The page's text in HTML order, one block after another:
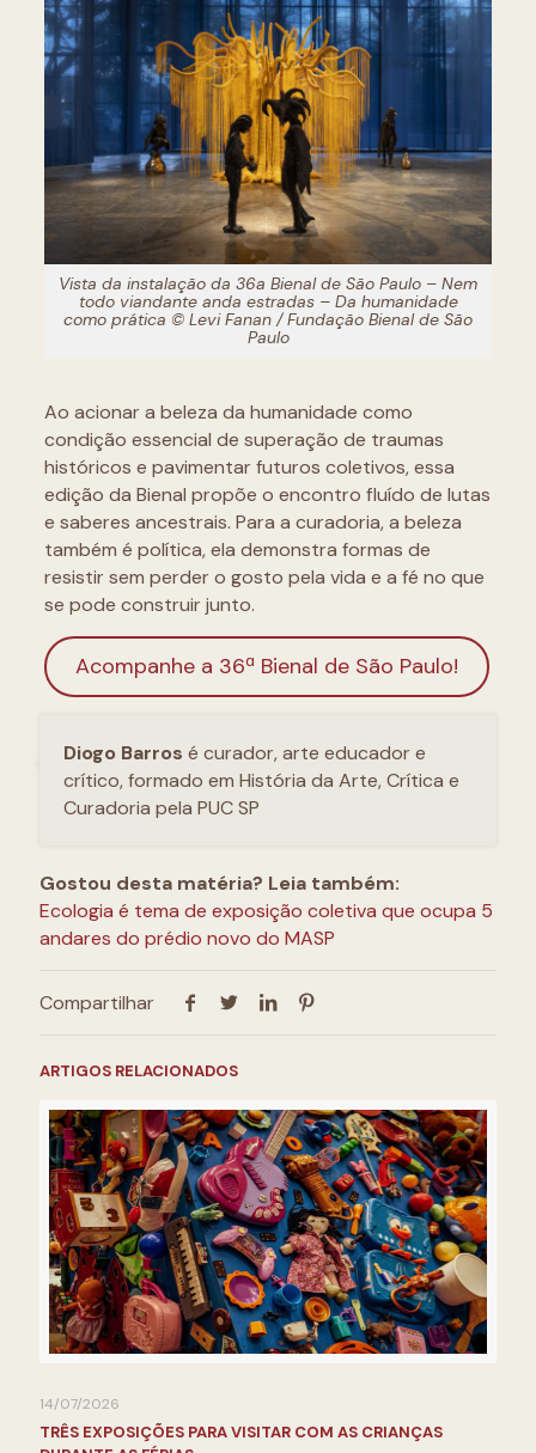
Vista da instalação da 36a Bienal de São Paulo – Nem
todo viandante anda estradas – Da humanidade
como prática © Levi Fanan / Fundação Bienal de São
Paulo
Ao acionar a beleza da humanidade como
condição essencial de superação de traumas
históricos e pavimentar futuros coletivos, essa
edição da Bienal propõe o encontro fluído de lutas
e saberes ancestrais. Para a curadoria, a beleza
também é política, ela demonstra formas de
resistir sem perder o gosto pela vida e a fé no que
se pode construir junto.
Acompanhe a 36ª Bienal de São Paulo!
Diogo Barros é curador, arte educador e
crítico, formado em História da Arte, Crítica e
Curadoria pela PUC SP
Gostou desta matéria? Leia também:
Ecologia é tema de exposição coletiva que ocupa 5
andares do prédio novo do MASP
Compartilhar
ARTIGOS RELACIONADOS
14/07/2026
TRÊS EXPOSIÇÕES PARA VISITAR COM AS CRIANÇAS